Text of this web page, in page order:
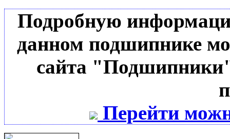
Подробную
данном подшипнике
сайта
Перейти